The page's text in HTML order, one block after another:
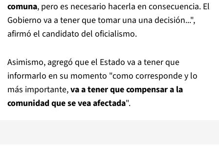
comuna, pero es necesario hacerla en consecuencia. El
Gobierno va a tener que tomar una una decisión...",
afirmó el candidato del oficialismo.
Asimismo, agregó que el Estado va a tener que
informarlo en su momento "como corresponde y lo
más importante,va a tener que compensar a la
comunidad que se vea afectada".